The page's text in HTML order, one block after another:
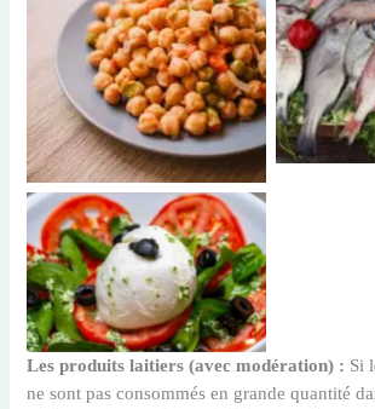
pois chiche
mozzarella
Les produits laitiers (avec modération) : Si
ne sont pas consommés en grande quantité